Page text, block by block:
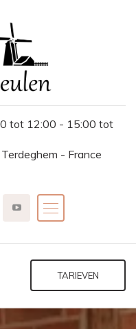
tot 12:00 - 15:00 tot
- France
TARIEVEN